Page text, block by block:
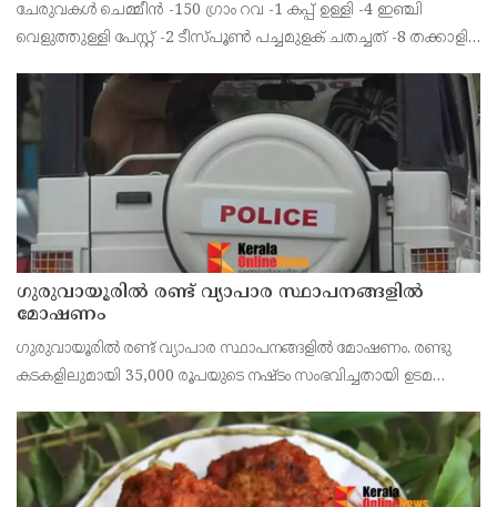
ചേരുവകൾ ചെമ്മീൻ -150 ഗ്രാം റവ -1 കപ്പ് ഉള്ളി -4 ഇഞ്ചി
വെളുത്തുള്ളി പേസ്റ്റ് -2 ടീസ്പൂൺ പച്ചമുളക് ചതച്ചത് -8 തക്കാളി
ടീസ്പൂൺ ഗരം മസാല -1/2 ടീസ്പൂൺ മല്ലി
ഗുരുവായൂരിൽ രണ്ട് വ്യാപാര സ്ഥാപനങ്ങളിൽ
മോഷണം
ഗുരുവായൂരിൽ രണ്ട് വ്യാപാര സ്ഥാപനങ്ങളിൽ മോഷണം. രണ്ടു
കടകളിലുമായി 35,000 രൂപയുടെ നഷ്ടം സംഭവിച്ചതായി ഉടമ